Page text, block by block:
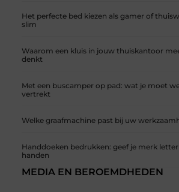
Het perfecte bed kiezen als gamer of
slim
Waarom een kluis in jouw thuiskantoor
denkt
Met een buscamper op pad: wat je moet
vertrekt
Welke graafmachine past bij uw
Handdoeken bedrukken: geef je merk
handen
MEDIA EN BEROEMDHEDEN